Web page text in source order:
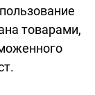
товарами,